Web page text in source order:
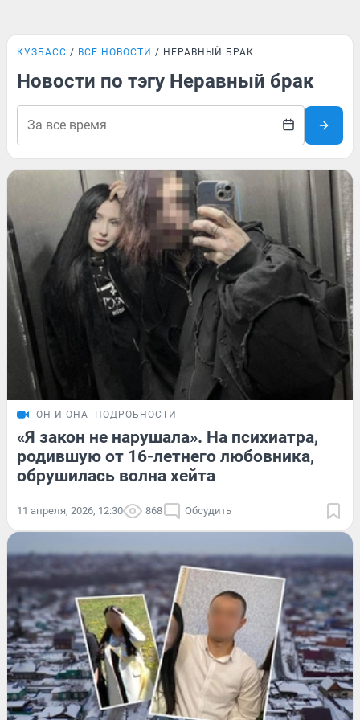
КУЗБАСС ВСЕ НОВОСТИ НЕРАВНЫЙ БРАК
Новости по тэгу Неравный брак
ОН И ОНА ПОДРОБНОСТИ
«Я закон не нарушала». На психиатра,
родившую от 16-летнего любовника,
обрушилась волна хейта
11 апреля, 2026, 12:30 868 Обсудить